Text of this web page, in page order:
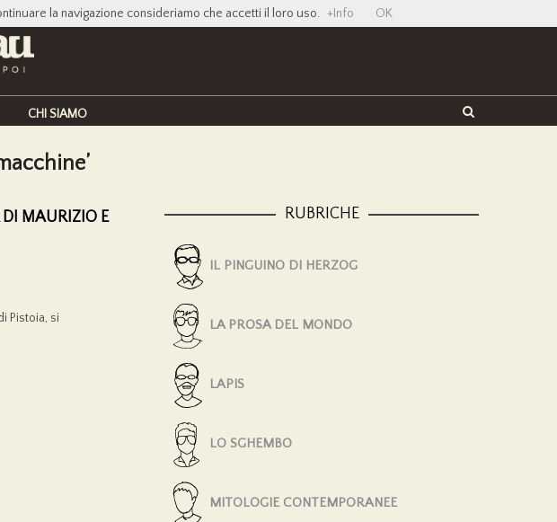
CHI SIAMO
MAURIZIO E
Pistoia, si
RUBRICHE
IL PINGUINO DI HERZOG
LA PROSA DEL MONDO
LAPIS
LO SGHEMBO
MITOLOGIE CONTEMPORANEE
la navigazione consideriamo che accetti il loro uso. +Info OK